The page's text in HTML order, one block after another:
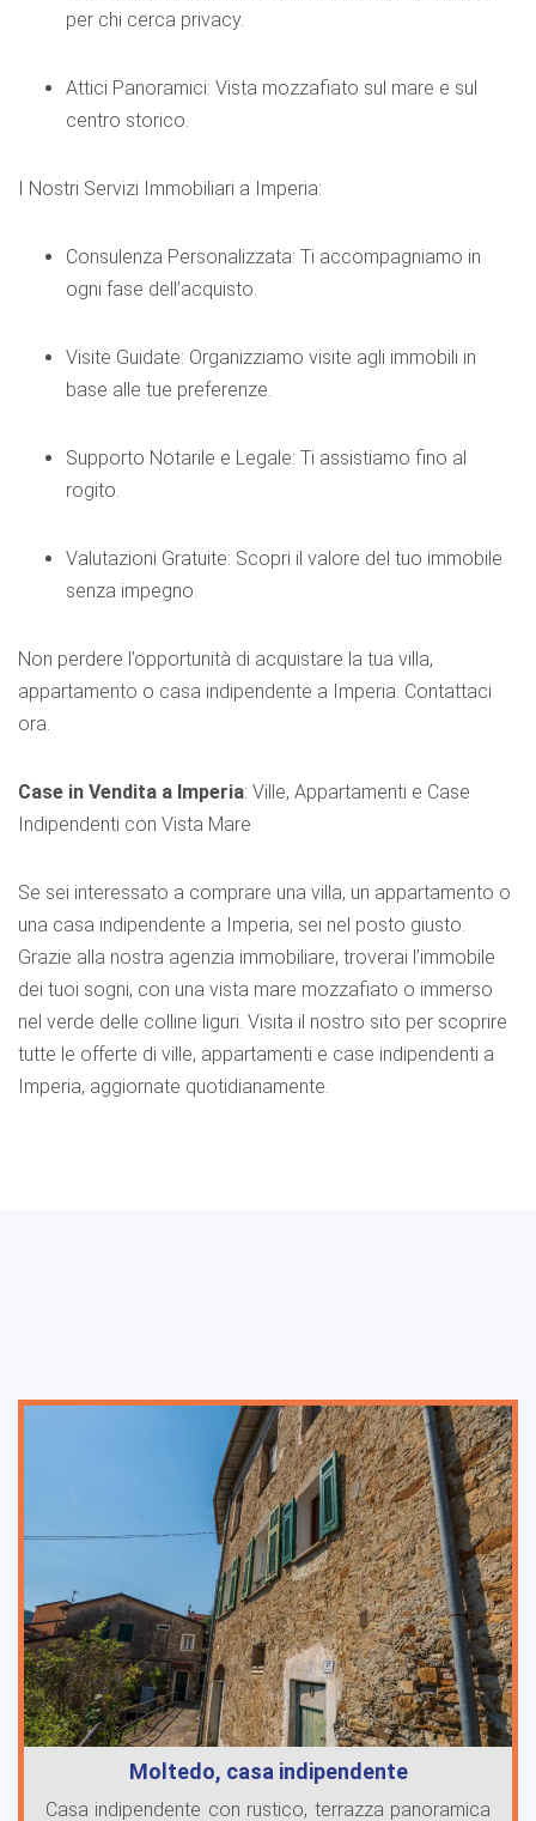
per chi cerca privacy.
Attici Panoramici: Vista mozzafiato sul mare e sul
centro storico.
I Nostri Servizi Immobiliari a Imperia:
Consulenza Personalizzata: Ti accompagniamo in
ogni fase dell’acquisto.
Visite Guidate: Organizziamo visite agli immobili in
base alle tue preferenze.
Supporto Notarile e Legale: Ti assistiamo fino al
rogito.
Valutazioni Gratuite: Scopri il valore del tuo immobile
senza impegno.
Non perdere l’opportunità di acquistare la tua villa,
appartamento o casa indipendente a Imperia. Contattaci
ora.
Case in Vendita a Imperia: Ville, Appartamenti e Case
Indipendenti con Vista Mare
Se sei interessato a comprare una villa, un appartamento o
una casa indipendente a Imperia, sei nel posto giusto.
Grazie alla nostra agenzia immobiliare, troverai l’immobile
dei tuoi sogni, con una vista mare mozzafiato o immerso
nel verde delle colline liguri. Visita il nostro sito per scoprire
tutte le offerte di ville, appartamenti e case indipendenti a
Imperia, aggiornate quotidianamente.
Moltedo, casa indipendente
Casa indipendente con rustico, terrazza panoramica